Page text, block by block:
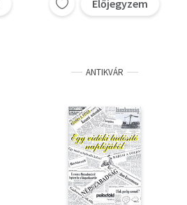
Előjegyzem
ANTIKVÁR